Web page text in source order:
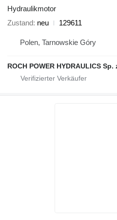
Hydraulikmotor
Zustand neu 129611
Polen, Tarnowskie Góry
ROCH POWER HYDRAULICS Sp.